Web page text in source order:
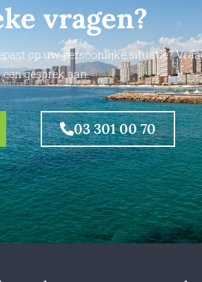
vragen?
op uw persoonlijke situatie?
gesprek aan.
03 301 00 70